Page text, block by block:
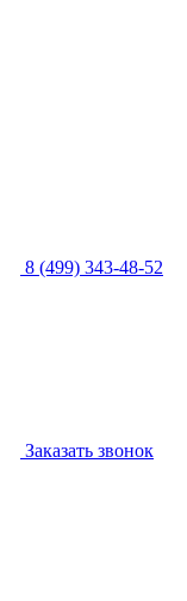
8 (499) 343-48-52
Заказать звонок